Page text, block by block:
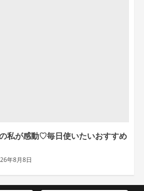
私が感動♡毎日使いたいおすすめ
年8月8日